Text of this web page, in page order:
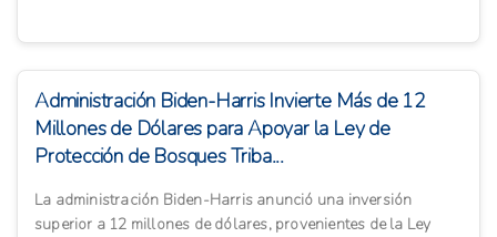
Administración Biden-Harris Invierte Más de 12
Millones de Dólares para Apoyar la Ley de
Protección de Bosques Triba...
La administración Biden-Harris anunció una inversión
superior a 12 millones de dólares, provenientes de la Ley